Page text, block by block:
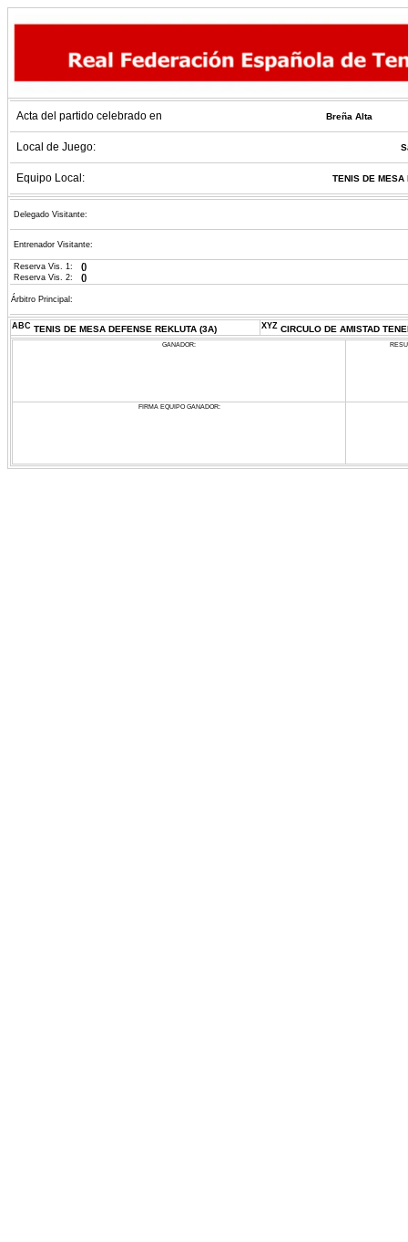
Acta del partido celebrado en Breña Alta
Local de Juego:
Equipo Local: TENIS DE MESA
Delegado Visitante:
Entrenador Visitante:
Reserva Vis. 1: ()
Reserva Vis. 2: ()
Árbitro Principal:
ABC TENIS DE MESA DEFENSE REKLUTA (3A) XYZ CIRCULO DE AMISTAD
GANADOR:
FIRMA EQUIPO GANADOR: